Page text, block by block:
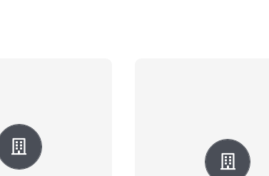
des
Nous
considérables.
équipe est